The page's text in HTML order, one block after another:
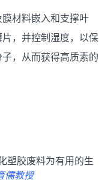
材料嵌入和支撑叶
，并控制湿度，以保
，从而获得高质素的
塑胶废料为有用的生
儒教授